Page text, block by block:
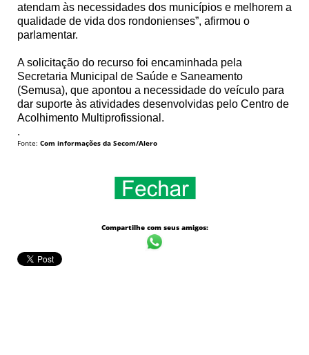
atendam às necessidades dos municípios e melhorem a
qualidade de vida dos rondonienses”, afirmou o
parlamentar.
A solicitação do recurso foi encaminhada pela
Secretaria Municipal de Saúde e Saneamento
(Semusa), que apontou a necessidade do veículo para
dar suporte às atividades desenvolvidas pelo Centro de
Acolhimento Multiprofissional.
.
Fonte: Com informações da Secom/Alero
Compartilhe com seus amigos: